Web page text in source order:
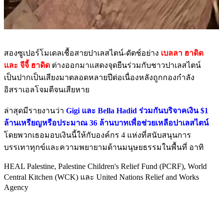
สองซูเปอร์โมเดลเชื้อสายปาเลสไตน์-ดัตช์อย่าง เบลลา ฮาดิด
และ จีจี้ ฮาดิด ต่างออกมาแสดงจุดยืนร่วมกับชาวปาเลสไตน์
เป็นปากเป็นเสียงมาตลอดหลายปีต่อเนื่องหลังถูกกองกำลัง
อิสราเอลโจมตีจนเสียหาย
ล่าสุดมีรายงานว่า Gigi และ Bella Hadid ร่วมกันบริจาคเงิน $1
ล้านเหรียญหรือประมาณ 36 ล้านบาทเพื่อช่วยเหลือปาเลสไตน์
โดยพวกเธอมอบเงินนี้ให้กับองค์กร 4 แห่งที่สนับสนุนการ
บรรเทาทุกข์และความพยายามด้านมนุษยธรรมในพื้นที่ อาทิ
HEAL Palestine, Palestine Children's Relief Fund (PCRF), World
Central Kitchen (WCK) และ United Nations Relief and Works
Agency